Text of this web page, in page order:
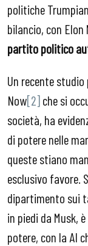
politiche
bilancio, con
partito politico
Un recente
Now[2]che si
società, ha
di potere nelle
queste stiano
esclusivo favore.
dipartimento sui
in piedi da Musk,
potere, con la AI